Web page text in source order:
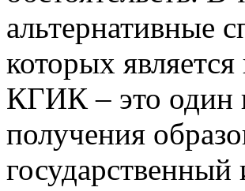
альтернативные
которых
КГИК – это один
получения
государственный